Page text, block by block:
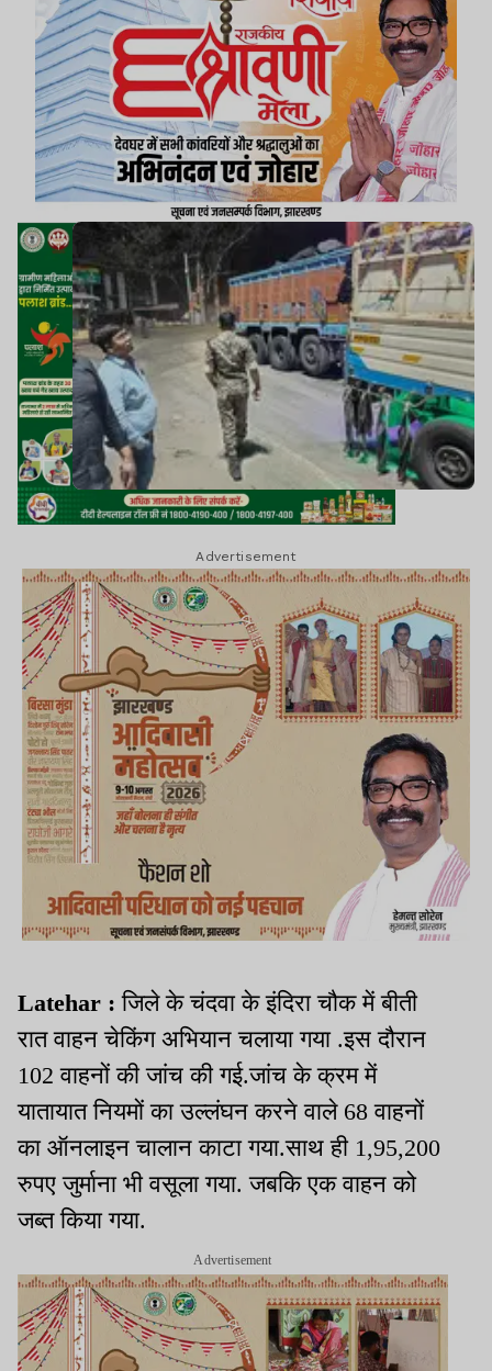
Advertisement
Latehar : जिले के चंदवा के इंदिरा चौक में बीती
रात वाहन चेकिंग अभियान चलाया गया .इस दौरान
102 वाहनों की जांच की गई.जांच के क्रम में
यातायात नियमों का उल्लंघन करने वाले 68 वाहनों
का ऑनलाइन चालान काटा गया.साथ ही 1,95,200
रुपए जुर्माना भी वसूला गया. जबकि एक वाहन को
जब्त किया गया.
Advertisement